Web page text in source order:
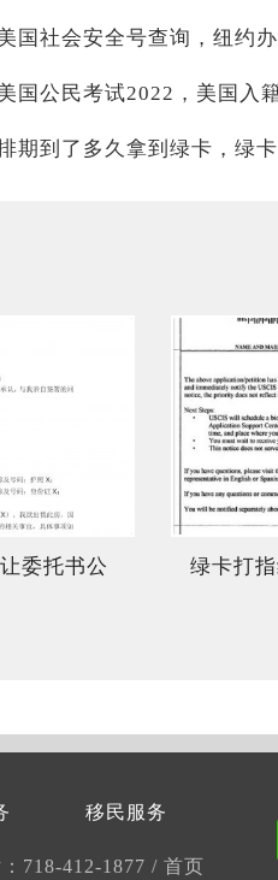
国社会安全号查询，纽约
国公民考试2022，美国入
期到了多久拿到绿卡，绿
委托书公 绿卡打
移民服务
718-412-1877 / 首页